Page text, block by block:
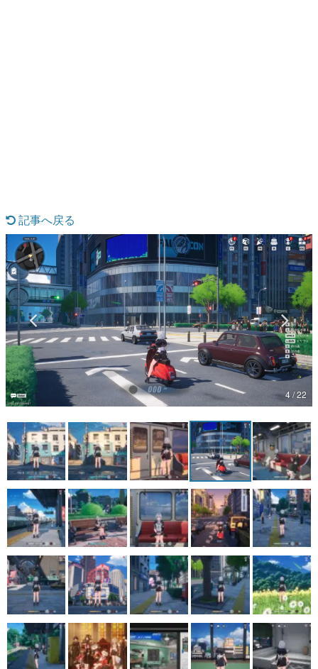
です。
ゲームが変えた日本語
「経験値」「裏技」「ラスボス」… ゲームにまつわる言葉
の起源や用法の変遷を、コンピューター文化史研究家・タ
イニーP氏が徹底調査。
カテゴリ
特集記事
マンガ
女性向け
アプリレビュー
その他
電ファミニコゲーマーとは？
運営：株式会社マレ
記事へ戻る
4 / 22